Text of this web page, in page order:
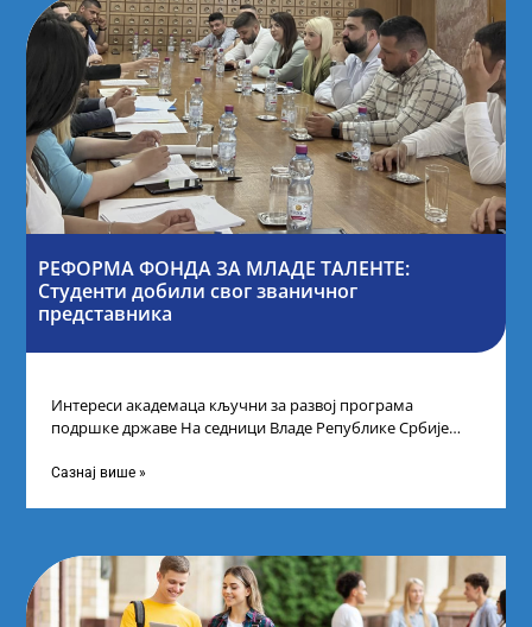
РЕФОРМА ФОНДА ЗА МЛАДЕ ТАЛЕНТЕ:
Студенти добили свог званичног
представника
Интереси академаца кључни за развој програма
подршке државе На седници Владе Републике Србије
Сазнај више »